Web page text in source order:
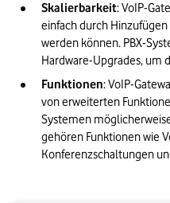
Skalierbarkeit: VoIP-
einfach durch
werden können. PBX-
Hardware-Upgrades, um
Funktionen: VoIP-
von erweiterten
Systemen
gehören Funktionen wie